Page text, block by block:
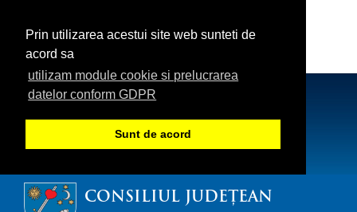
Prin utilizarea acestui site web sunteti de
acord sa
utilizam module cookie si prelucrarea
datelor conform GDPR
Sunt de acord
CONSILIUL JUDEȚEAN